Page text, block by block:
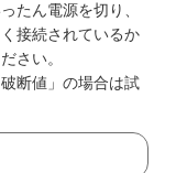
たん電源を切り、
接続されているか
さい。
断値」の場合は試